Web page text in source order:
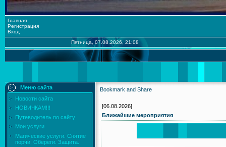
Главная
Регистрация
Вход
Пятница, 07.08.2026, 21:08
Меню сайта
Новости сайта
НОВИЧКАМ!!!
Путеводитель по сайту
Мои услуги
Магические услуги. Снятие
порчи. Обереги. Защита.
[06.08.2026]
Ближайшие мероприятия